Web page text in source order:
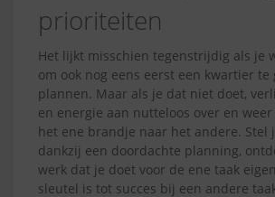
prioriteiten
Het lijkt misschien tegenstrijdig als je
om ook nog eens eerst een kwartier te
plannen. Maar als je dat niet doet,
en energie aan nutteloos over en
het ene brandje naar het andere. Stel
dankzij een doordachte planning,
werk dat je doet voor de ene taak
sleutel is tot succes bij een andere